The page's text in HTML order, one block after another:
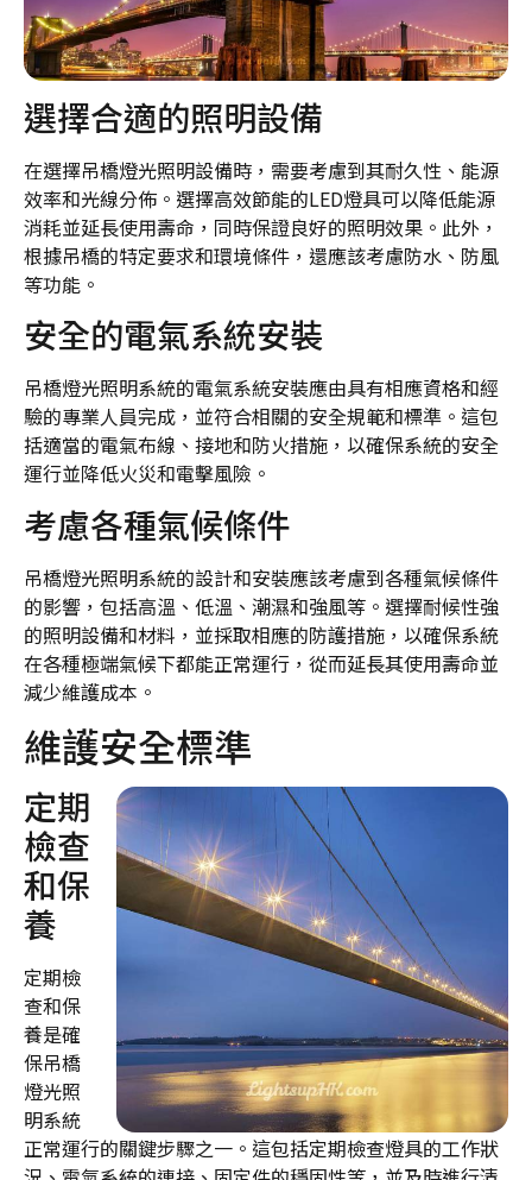
選擇合適的照明設備
在選擇吊橋燈光照明設備時，需要考慮到其耐久性、能源
效率和光線分佈。選擇高效節能的LED燈具可以降低能源
消耗並延長使用壽命，同時保證良好的照明效果。此外，
根據吊橋的特定要求和環境條件，還應該考慮防水、防風
等功能。
安全的電氣系統安裝
吊橋燈光照明系統的電氣系統安裝應由具有相應資格和經
驗的專業人員完成，並符合相關的安全規範和標準。這包
括適當的電氣布線、接地和防火措施，以確保系統的安全
運行並降低火災和電擊風險。
考慮各種氣候條件
吊橋燈光照明系統的設計和安裝應該考慮到各種氣候條件
的影響，包括高溫、低溫、潮濕和強風等。選擇耐候性強
的照明設備和材料，並採取相應的防護措施，以確保系統
在各種極端氣候下都能正常運行，從而延長其使用壽命並
減少維護成本。
維護安全標準
定期
檢查
和保
養
定期檢
查和保
養是確
保吊橋
燈光照
明系統
正常運行的關鍵步驟之一。這包括定期檢查燈具的工作狀